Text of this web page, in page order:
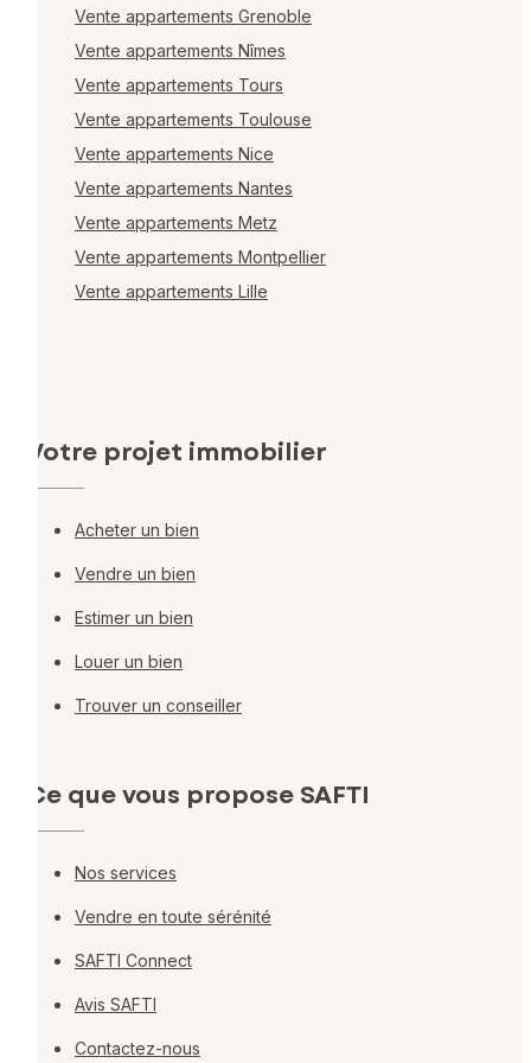
Vente appartements Grenoble
Vente appartements Nîmes
Vente appartements Tours
Vente appartements Toulouse
Vente appartements Nice
Vente appartements Nantes
Vente appartements Metz
Vente appartements Montpellier
Vente appartements Lille
Votre projet immobilier
Acheter un bien
Vendre un bien
Estimer un bien
Louer un bien
Trouver un conseiller
Ce que vous propose SAFTI
Nos services
Vendre en toute sérénité
SAFTI Connect
Avis SAFTI
Contactez-nous